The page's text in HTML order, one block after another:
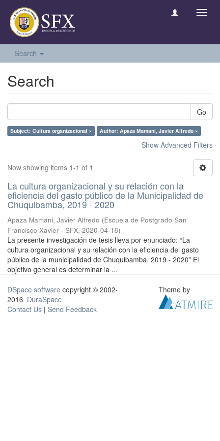
Search
Search
Go
Subject: Cultura organizacional × Author: Apaza Mamani, Javier Alfredo ×
Show Advanced Filters
Now showing items 1-1 of 1
La cultura organizacional y su relación con la
eficiencia del gasto público de la Municipalidad de
Chuquibamba, 2019 - 2020
Apaza Mamani, Javier Alfredo (Escuela de Postgrado San
Francisco Xavier - SFX, 2020-04-18)
La presente investigación de tesis lleva por enunciado: “La
cultura organizacional y su relación con la eficiencia del gasto
público de la municipalidad de Chuquibamba, 2019 - 2020” El
objetivo general es determinar la ...
DSpace software copyright © 2002-
2016 DuraSpace
Contact Us | Send Feedback
Theme by